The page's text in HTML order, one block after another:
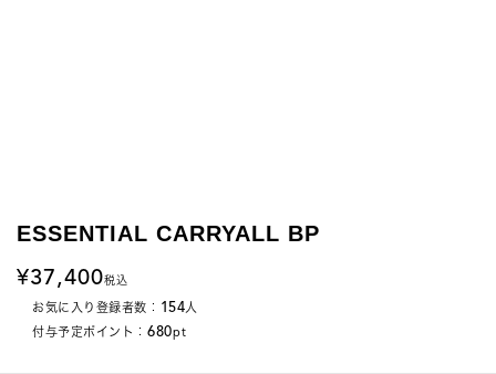
ESSENTIAL CARRYALL BP
37,400税込
お気に入り登録者数： 154人
付与予定ポイント： 680pt